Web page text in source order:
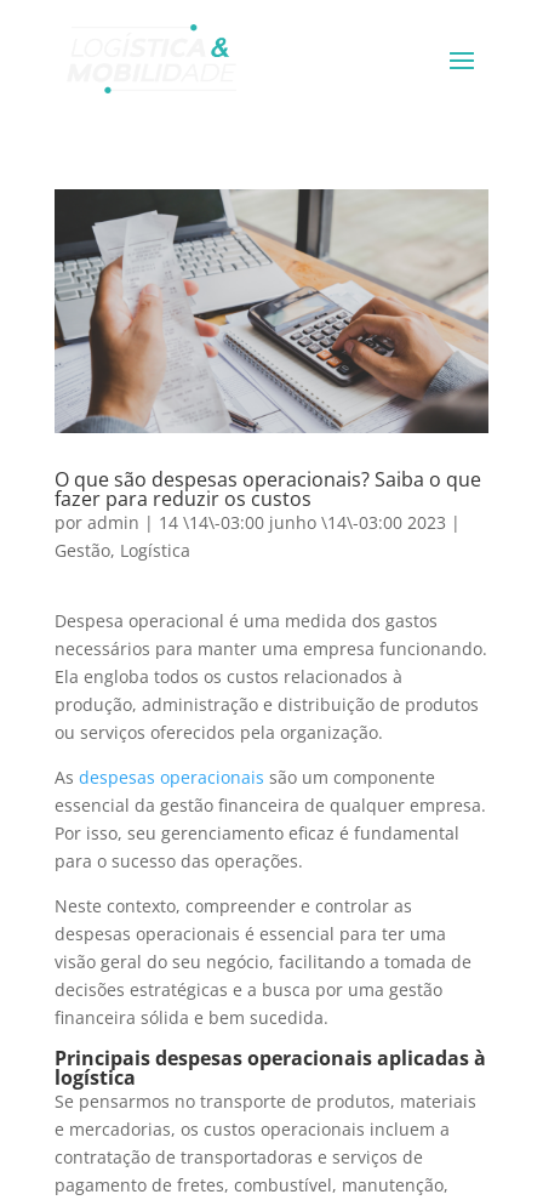
O que são despesas operacionais? Saiba o que
fazer para reduzir os custos
por admin | 14 \14\-03:00 junho \14\-03:00 2023 |
Gestão, Logística
Despesa operacional é uma medida dos gastos
necessários para manter uma empresa funcionando.
Ela engloba todos os custos relacionados à
produção, administração e distribuição de produtos
ou serviços oferecidos pela organização.
As despesas operacionais são um componente
essencial da gestão financeira de qualquer empresa.
Por isso, seu gerenciamento eficaz é fundamental
para o sucesso das operações.
Neste contexto, compreender e controlar as
despesas operacionais é essencial para ter uma
visão geral do seu negócio, facilitando a tomada de
decisões estratégicas e a busca por uma gestão
financeira sólida e bem sucedida.
Principais despesas operacionais aplicadas à
logística
Se pensarmos no transporte de produtos, materiais
e mercadorias, os custos operacionais incluem a
contratação de transportadoras e serviços de
pagamento de fretes, combustível, manutenção,